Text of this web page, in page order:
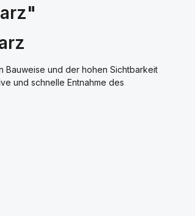
Bauweise und der hohen Sichtbarkeit
und schnelle Entnahme des